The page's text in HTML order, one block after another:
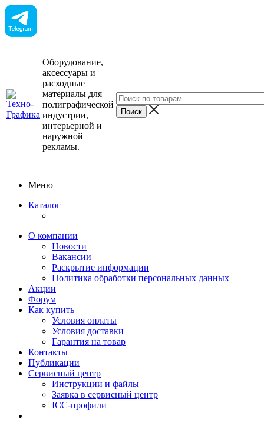
Оборудование,
аксессуары и
расходные
материалы для
полиграфической
индустрии,
интерьерной и
наружной
рекламы.
Меню
Каталог
О компании
Новости
Вакансии
Раскрытие информации
Политика обработки персональных данных
Акции
Форум
Как купить
Условия оплаты
Условия доставки
Гарантия на товар
Контакты
Публикации
Сервисный центр
Инструкции и файлы
Заявка в сервисный центр
ICC-профили